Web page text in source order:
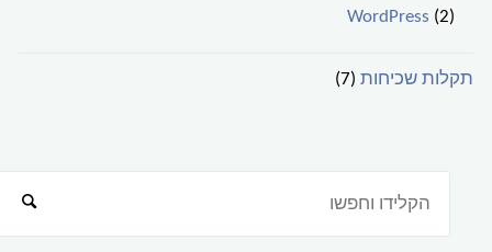
WordPress (2)
תקלות שכיחות (7)